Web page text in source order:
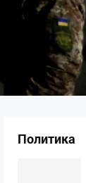
Политика